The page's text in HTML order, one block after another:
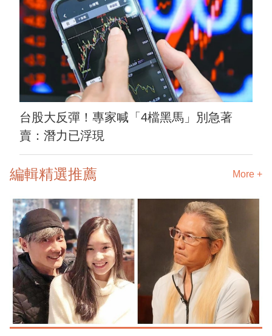
台股大反彈！專家喊「4檔黑馬」別急著
賣：潛力已浮現
編輯精選推薦 More +